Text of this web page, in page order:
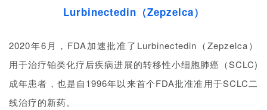
药
时
学
苑
登录 注册
Lurbinectedin（Zepzelca）
2020年6月，FDA加速批准了Lurbinectedin（Zepzelca）
用于治疗铂类化疗后疾病进展的转移性小细胞肺癌（SCLC)
成年患者，也是自1996年以来首个FDA批准准用于SCLC二
线治疗的新药。